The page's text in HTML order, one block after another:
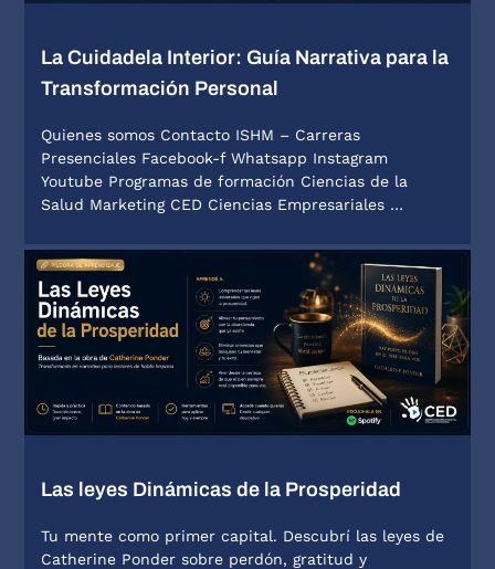
La Cuidadela Interior: Guía Narrativa para la
Transformación Personal
Quienes somos Contacto ISHM – Carreras
Presenciales Facebook-f Whatsapp Instagram
Youtube Programas de formación Ciencias de la
Salud Marketing CED Ciencias Empresariales …
Las leyes Dinámicas de la Prosperidad
Tu mente como primer capital. Descubrí las leyes de
Catherine Ponder sobre perdón, gratitud y